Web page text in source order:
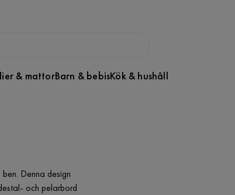
& mattorBarn & bebisKök & hushåll
Denna design
och pelarbord